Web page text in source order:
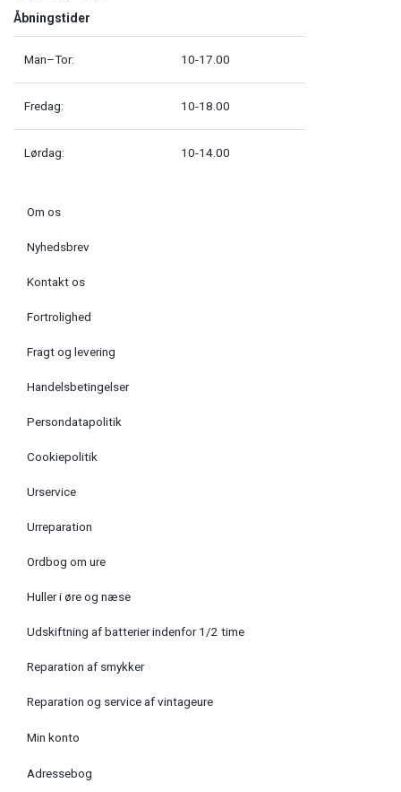
Åbningstider
Man–Tor: 10-17.00
Fredag: 10-18.00
Lørdag: 10-14.00
Om os
Nyhedsbrev
Kontakt os
Fortrolighed
Fragt og levering
Handelsbetingelser
Persondatapolitik
Cookiepolitik
Urservice
Urreparation
Ordbog om ure
Huller i øre og næse
Udskiftning af batterier indenfor 1/2 time
Reparation af smykker
Reparation og service af vintageure
Min konto
Adressebog